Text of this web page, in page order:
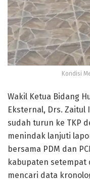
Kondisi
Wakil Ketua Bidang
Eksternal, Drs. Zaitul
sudah turun ke TKP
menindak lanjuti
bersama PDM dan
kabupaten
mencari data